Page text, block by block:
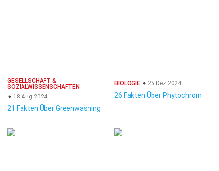
GESELLSCHAFT &
SOZIALWISSENSCHAFTEN
18 Aug 2024
21 Fakten Über Greenwashing
BIOLOGIE 25 Dez 2024
26 Fakten Über Phytochrom